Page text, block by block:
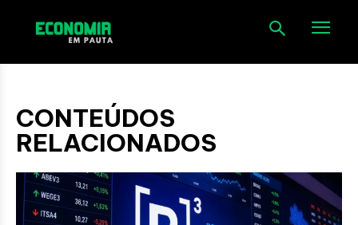
CONTEÚDOS
RELACIONADOS